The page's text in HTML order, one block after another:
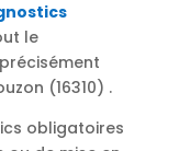
le
(16310) .
obligatoires